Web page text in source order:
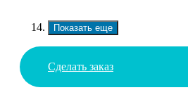
Показать еще
Сделать заказ